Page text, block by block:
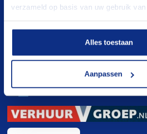
verzameld op basis van uw gebruik
Alles toestaan
Aanpassen
Hoogwerkers
Klanten registratie
Klanten registratie